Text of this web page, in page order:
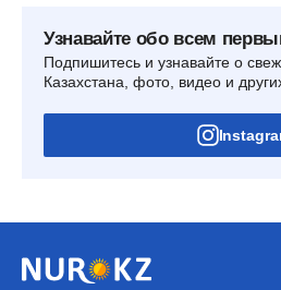
Узнавайте обо всем
Подпишитесь и узнавайте о
Казахстана, фото, видео и